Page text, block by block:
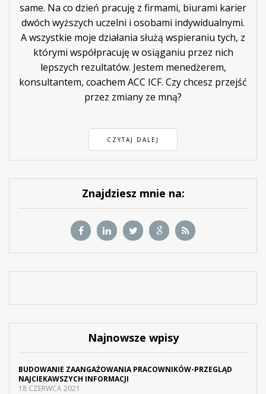
same. Na co dzień pracuję z firmami, biurami karier
dwóch wyższych uczelni i osobami indywidualnymi.
A wszystkie moje działania służą wspieraniu tych, z
którymi współpracuję w osiąganiu przez nich
lepszych rezultatów. Jestem menedżerem,
konsultantem, coachem ACC ICF. Czy chcesz przejść
przez zmiany ze mną?
CZYTAJ DALEJ
Znajdziesz mnie na:
Najnowsze wpisy
BUDOWANIE ZAANGAŻOWANIA PRACOWNIKÓW-PRZEGLĄD
NAJCIEKAWSZYCH INFORMACJI
18 CZERWCA 2021